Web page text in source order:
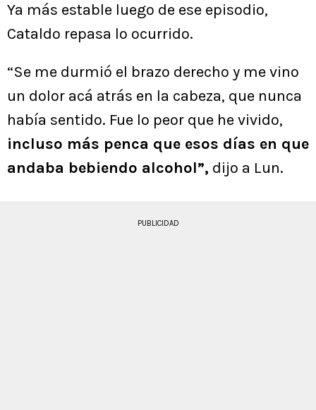
Ya más estable luego de ese episodio,
Cataldo repasa lo ocurrido.
“Se me durmió el brazo derecho y me vino
un dolor acá atrás en la cabeza, que nunca
había sentido. Fue lo peor que he vivido,
incluso más penca que esos días en que
andaba bebiendo alcohol”, dijo a Lun.
PUBLICIDAD